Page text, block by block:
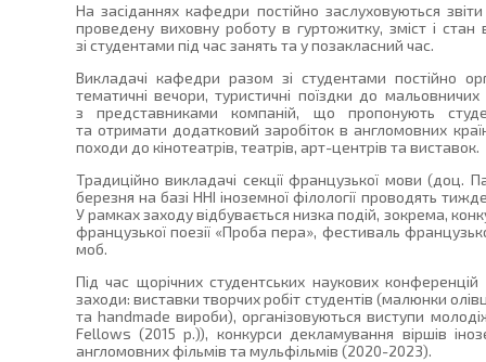
На засіданнях кафедри постійно заслуховуються
проведену виховну роботу в гуртожитку, зміст і
зі студентами під час занять та у позакласний час.
Викладачі кафедри разом зі студентами постійно
тематичні вечори, туристичні поїздки до мальовничих
з представниками компаній, що пропонують
та отримати додатковий заробіток в англомовних
походи до кінотеатрів, театрів, арт-центрів та виставок.
Традиційно викладачі секції французької мови (доц.
березня на базі ННІ іноземної філології проводять
У рамках заходу відбувається низка подій, зокрема,
французької поезії «Проба пера», фестиваль
моб.
Під час щорічних студентських наукових конференцій
заходи: виставки творчих робіт студентів (малюнки
та handmade вироби), організовуються виступи
Fellows (2015 р.)), конкурси декламування віршів
англомовних фільмів та мульфільмів (2020-2023).